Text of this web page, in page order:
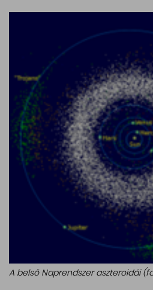
A belső Naprendszer aszteroidái